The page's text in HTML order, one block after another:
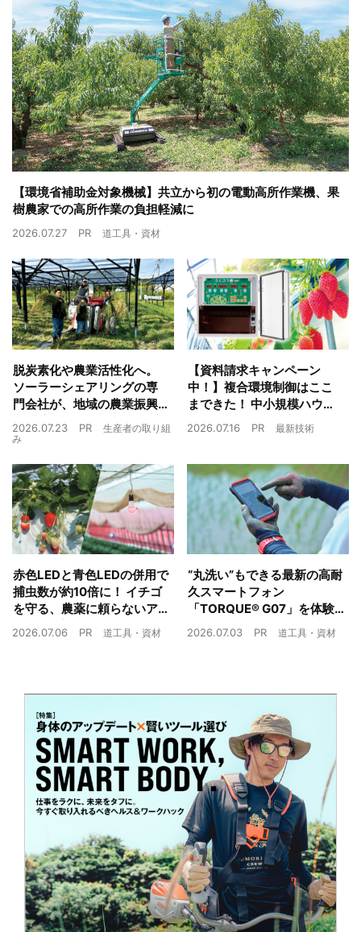
【環境省補助金対象機械】共立から初の電動高所作業機、果
樹農家での高所作業の負担軽減に
2026.07.27 PR 道工具・資材
脱炭素化や農業活性化へ。
ソーラーシェアリングの専
門会社が、地域の農業振興
や経済循環をワンストップ
でサポート
2026.07.23 PR
生産者の取り組
み
【資料請求キャンペーン
中！】複合環境制御はここ
まできた！ 中小規模ハウス
でも検討しやすい高コスパ
複合環境制御装置が誕生
2026.07.16 PR 最新技術
赤色LEDと青色LEDの併用で
捕虫数が約10倍に！ イチゴ
を守る、農薬に頼らないア
ザミウマ対策
2026.07.06 PR 道工具・資材
“丸洗い”もできる最新の高耐
久スマートフォン
「TORQUE® G07」を体験
農業現場の“スマホの弱点”を
2026.07.03 PR 道工具・資材